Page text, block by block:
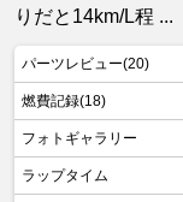
りだと14km/L程 ...
パーツレビュー(20)
燃費記録(18)
フォトギャラリー
ラップタイム